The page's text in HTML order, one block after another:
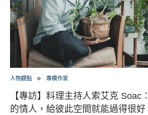
人物觀點 專欄作家
【專訪】料理主持人索艾克 Soac
的情人，給彼此空間就能過得很好